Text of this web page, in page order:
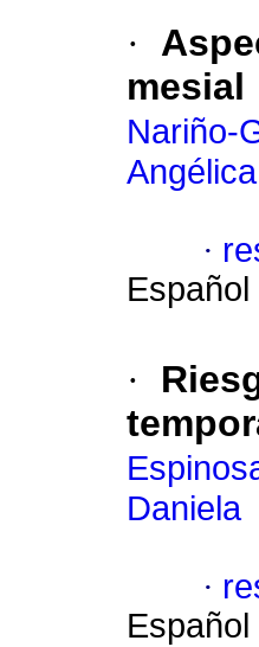
·
mesial
Nariño-
Angélica
·
Español
·
Daniela
·
Español